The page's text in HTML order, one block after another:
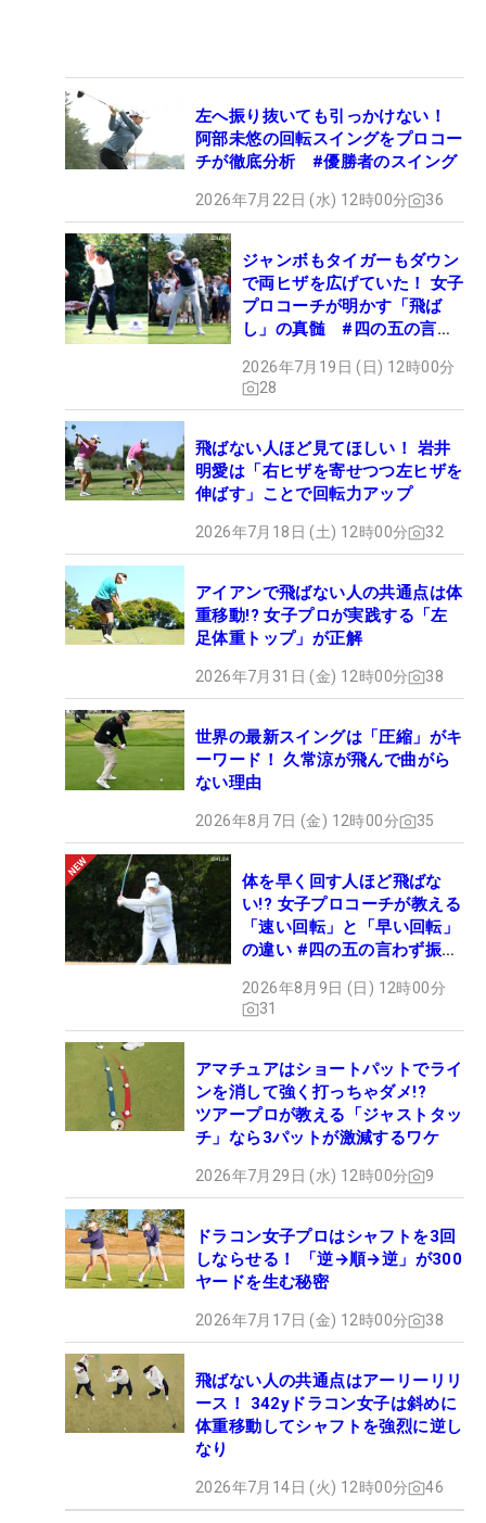
左へ振り抜いても引っかけない！
阿部未悠の回転スイングをプロコー
チが徹底分析 #優勝者のスイング
2026年7月22日 (水) 12時00分 36
ジャンボもタイガーもダウン
で両ヒザを広げていた！ 女子
プロコーチが明かす「飛ば
し」の真髄 #四の五の言わ
2026年7月19日 (日) 12時00分
28
飛ばない人ほど見てほしい！ 岩井
明愛は「右ヒザを寄せつつ左ヒザを
伸ばす」ことで回転力アップ
2026年7月18日 (土) 12時00分 32
アイアンで飛ばない人の共通点は体
重移動!? 女子プロが実践する「左
足体重トップ」が正解
2026年7月31日 (金) 12時00分 38
世界の最新スイングは「圧縮」がキ
ーワード！ 久常涼が飛んで曲がら
ない理由
2026年8月7日 (金) 12時00分 35
体を早く回す人ほど飛ばな
い!? 女子プロコーチが教える
「速い回転」と「早い回転」
の違い #四の五の言わず振り
2026年8月9日 (日) 12時00分
31
アマチュアはショートパットでライ
ンを消して強く打っちゃダメ!?
ツアープロが教える「ジャストタッ
チ」なら3パットが激減するワケ
2026年7月29日 (水) 12時00分 9
ドラコン女子プロはシャフトを3回
しならせる！ 「逆→順→逆」が300
ヤードを生む秘密
2026年7月17日 (金) 12時00分 38
飛ばない人の共通点はアーリーリリ
ース！ 342yドラコン女子は斜めに
体重移動してシャフトを強烈に逆し
なり
2026年7月14日 (火) 12時00分 46